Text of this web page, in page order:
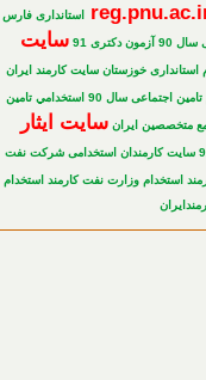
استانداری فارس
90 آزمون دکتری 91
سایت
استانداری خوزستانسايت كارمند ايران
تامین اجتماعی سال 90 استخدامي تامين
متخصصین ایران سایت ایثار
سایت کارمندان استخدامی شرکت نفت
استخدام وزارت نفتكارمند استخدام